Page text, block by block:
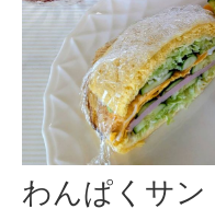
わんぱくサン